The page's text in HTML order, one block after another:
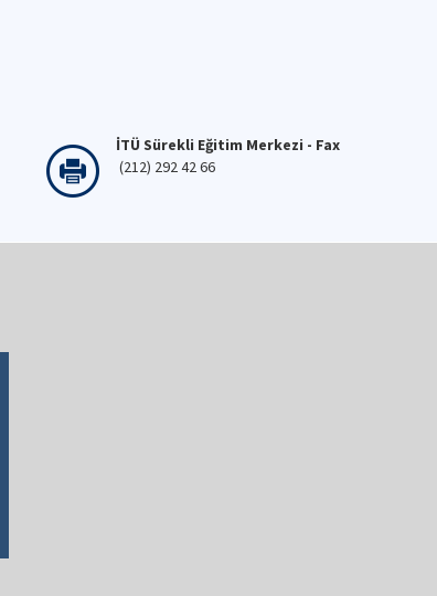
İTÜ Sürekli Eğitim Merkezi - Fax
(212) 292 42 66